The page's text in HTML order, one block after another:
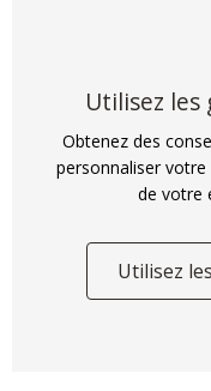
Utilisez
Obtenez des
personnaliser
de votre
Utilisez